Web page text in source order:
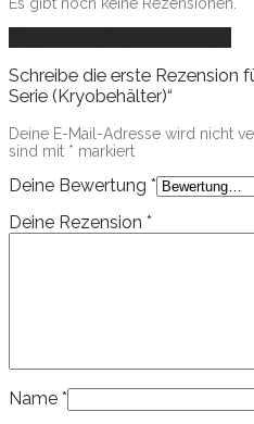
Schreibe die erste Rezension
Serie (Kryobehälter)“
Deine E-Mail-Adresse wird nicht
sind mit * markiert
Deine Bewertung *
Deine Rezension *
Name *